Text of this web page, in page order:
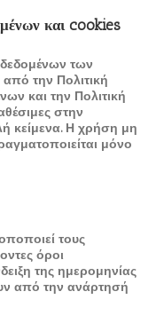
και cookies
των
από την Πολιτική
και την Πολιτική
στην
κείμενα. Η χρήση μη
μόνο
τους
όροι
της ημερομηνίας
από την ανάρτησή